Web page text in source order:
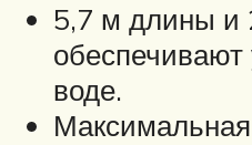
5,7 м длины
обеспечивают
воде.